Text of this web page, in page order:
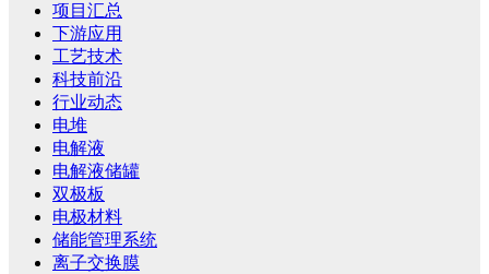
项目汇总
下游应用
工艺技术
科技前沿
行业动态
电堆
电解液
电解液储罐
双极板
电极材料
储能管理系统
离子交换膜